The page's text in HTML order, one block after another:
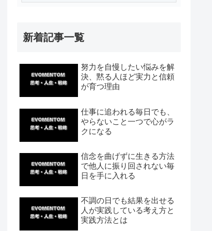
新着記事一覧
努力を自慢したい悩みを解
決、黙る人ほど実力と信頼
が育つ理由
仕事に追われる毎日でも、
やらないこと一つで心がラ
クになる
信念を曲げずに生きる方法
で他人に振り回されない毎
日を手に入れる
不調の日でも結果を出せる
人が実践している考え方と
実践方法とは